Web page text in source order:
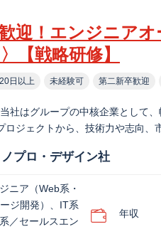
迎！エンジニア
【戦略研修】
日以上 未経験可 第二新卒歓迎
社はグループの中核企業として
ジェクトから、技術力や志向、
プロ・デザイン社
ニア（Web系・
ジ開発）、IT系
／セールスエン
年収